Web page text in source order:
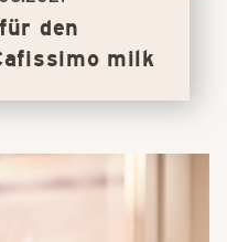
den
milk